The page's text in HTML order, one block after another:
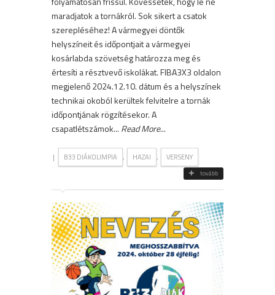
maradjatok a tornákról. Sok sikert a csatok
szerepléséhez! A vármegyei döntők
helyszíneit és időpontjait a vármegyei
kosárlabda szövetség határozza meg és
értesíti a résztvevő iskolákat. FIBA3X3 oldalon
megjelenő 2024.12.10. dátum és a helyszínek
technikai okoból kerültek felvitelre a tornák
időpontjának rögzítésekor. A
csapatlétszámok... Read More...
| B33 DIÁKOLIMPIA , HAZAI , VERSENY
tovább